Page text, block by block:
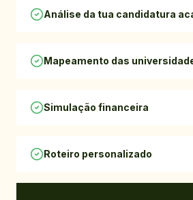
Análise da tua candidatura
Mapeamento das
Simulação financeira
Roteiro personalizado